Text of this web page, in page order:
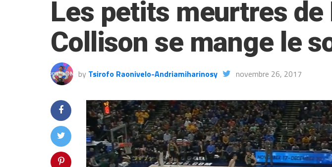
Les petits meurtres
Collison se mange le
by Tsirofo Raonivelo-Andriamiharinosy novembre 26, 2017